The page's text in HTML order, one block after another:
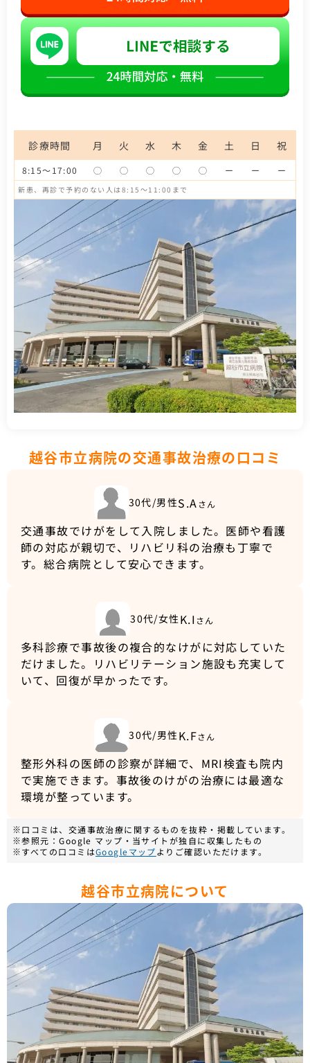
診療時間 月 火 水 木 金 土 日 祝
8:15～17:00 ◯ ◯ ◯ ◯ ◯ ー ー ー
新患、再診で予約のない人は8:15～11:00まで
越谷市立病院の交通事故治療の口コミ
30代/男性S.A さん
交通事故でけがをして入院しました。医師や看護
師の対応が親切で、リハビリ科の治療も丁寧で
す。総合病院として安心できます。
30代/女性K.I さん
多科診療で事故後の複合的なけがに対応していた
だけました。リハビリテーション施設も充実して
いて、回復が早かったです。
30代/男性K.Fさん
整形外科の医師の診察が詳細で、MRI検査も院内
で実施できます。事故後のけがの治療には最適な
環境が整っています。
※口コミは、交通事故治療に関するものを抜粋・掲載しています。
※参照元：Google マップ・当サイトが独自に収集したもの
※すべての口コミはGoogleマップよりご確認いただけます。
越谷市立病院について